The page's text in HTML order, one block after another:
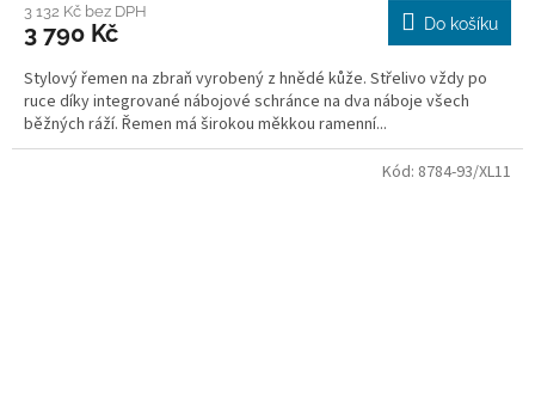
3 132 Kč bez DPH
3 790 Kč Do košíku
Stylový řemen na zbraň vyrobený z hnědé kůže. Střelivo vždy po
ruce díky integrované nábojové schránce na dva náboje všech
běžných ráží. Řemen má širokou měkkou ramenní...
Kód: 8784-93/XL11